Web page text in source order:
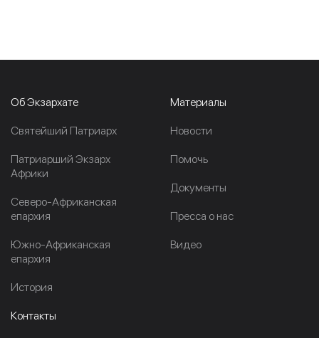
Об Экзархате
Cвятейший Патриарх
Патриарший Экзарх
Африки
Северо-Африканская
епархия
Южно-Африканская
епархия
История
Материалы
Новости
Помочь
Документы
Пресса о нас
Видео
Контакты